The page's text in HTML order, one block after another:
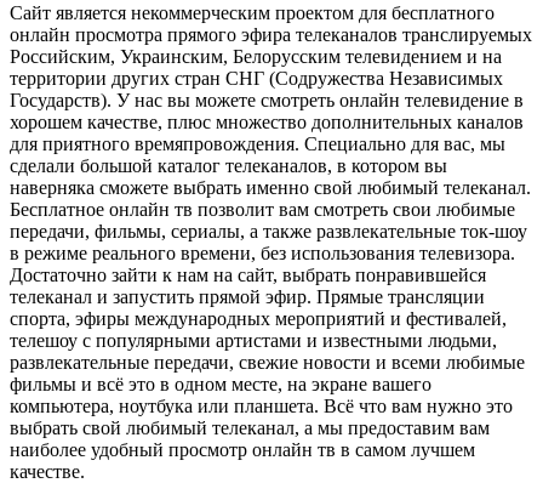
Сайт является некоммерческим проектом для бесплатного
онлайн просмотра прямого эфира телеканалов транслируемых
Российским, Украинским, Белорусским телевидением и на
территории других стран СНГ (Содружества Независимых
Государств). У нас вы можете смотреть онлайн телевидение в
хорошем качестве, плюс множество дополнительных каналов
для приятного времяпровождения. Специально для вас, мы
сделали большой каталог телеканалов, в котором вы
наверняка сможете выбрать именно свой любимый телеканал.
Бесплатное онлайн тв позволит вам смотреть свои любимые
передачи, фильмы, сериалы, а также развлекательные ток-шоу
в режиме реального времени, без использования телевизора.
Достаточно зайти к нам на сайт, выбрать понравившейся
телеканал и запустить прямой эфир. Прямые трансляции
спорта, эфиры международных мероприятий и фестивалей,
телешоу с популярными артистами и известными людьми,
развлекательные передачи, свежие новости и всеми любимые
фильмы и всё это в одном месте, на экране вашего
компьютера, ноутбука или планшета. Всё что вам нужно это
выбрать свой любимый телеканал, а мы предоставим вам
наиболее удобный просмотр онлайн тв в самом лучшем
качестве.